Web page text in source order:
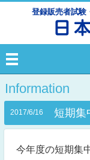
登録販売者試験
Information
2017/6/16 短期集
今年度の短期集